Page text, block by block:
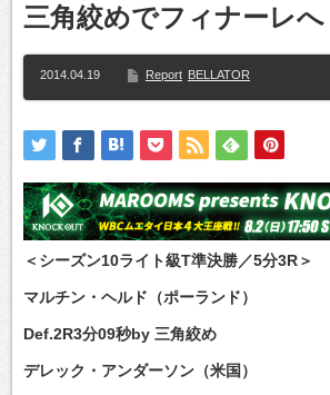
三角絞めでフィナーレへ
2014.04.19 Report BELLATOR
＜シーズン10ライト級T準決勝／5分3R＞
マルチン・ヘルド（ポーランド）
Def.2R3分09秒by 三角絞め
デレック・アンダーソン（米国）